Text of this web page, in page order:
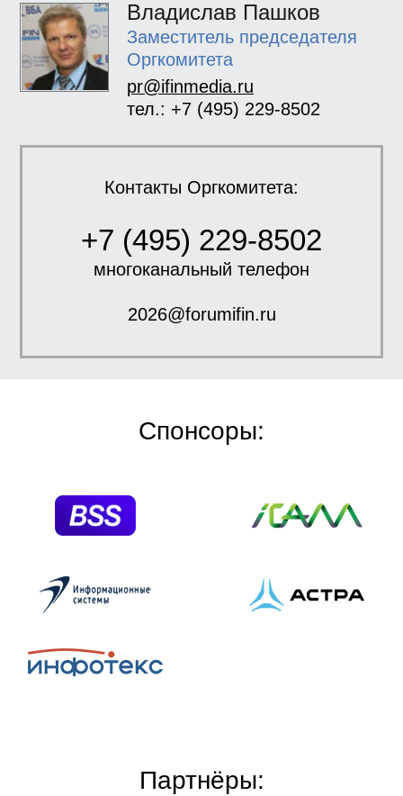
Владислав Пашков
Заместитель председателя
Оргкомитета
pr@ifinmedia.ru
тел.: +7 (495) 229-8502
Контакты Оргкомитета:
+7 (495) 229-8502
многоканальный телефон
2026@forumifin.ru
Спонсоры:
Партнёры: